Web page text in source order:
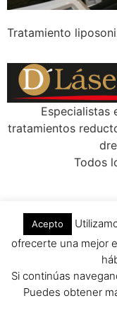
Tratamiento
Especialistas
tratamientos
Todos
Acepto
ofrecerte una mejor
Si continúas
Puedes obtener